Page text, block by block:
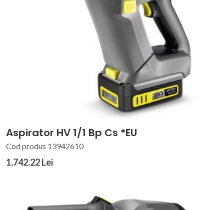
Aspirator HV 1/1 Bp Cs *EU
Cod produs 13942610
1,742.22 Lei